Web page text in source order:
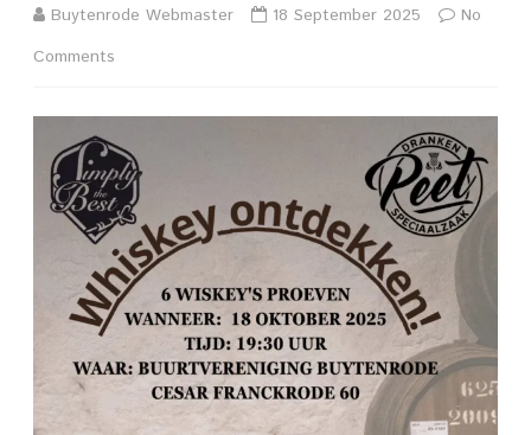
Buytenrode Webmaster 18 September 2025
No
Comments
Whiskey
ontdekken!
18
oktober
2025